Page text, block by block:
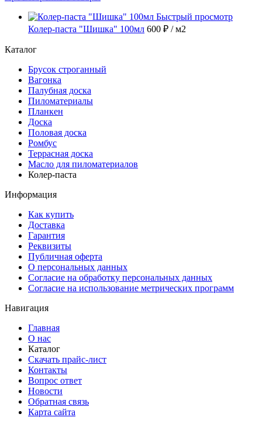
Быстрый просмотр
Колер-паста "Шишка" 100мл 600 ₽ / м2
Каталог
Брусок строганный
Вагонка
Палубная доска
Пиломатериалы
Планкен
Доска
Половая доска
Ромбус
Террасная доска
Масло для пиломатериалов
Колер-паста
Информация
Как купить
Доставка
Гарантия
Реквизиты
Публичная оферта
О персональных данных
Согласие на обработку персональных данных
Согласие на использование метрических программ
Навигация
Главная
О нас
Каталог
Скачать прайс-лист
Контакты
Вопрос ответ
Новости
Обратная связь
Карта сайта